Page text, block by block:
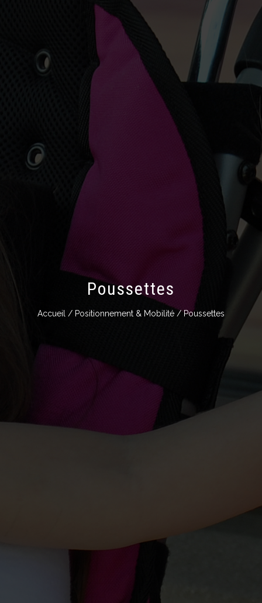
Poussettes
Accueil / Positionnement & Mobilité / Poussettes